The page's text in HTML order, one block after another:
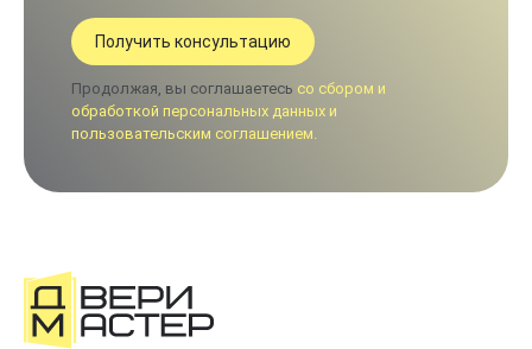
Продолжая, вы соглашаетесь со сбором и
обработкой персональных данных и
пользовательским соглашением.